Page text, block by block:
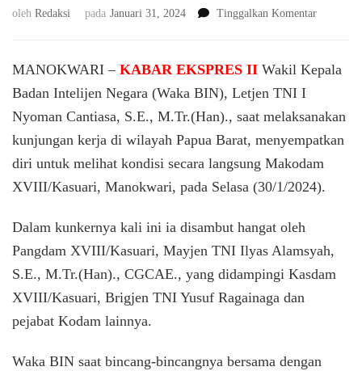
oleh Redaksi pada Januari 31, 2024 Tinggalkan Komentarpada
Sambut
Hangat
Waka
Ke
Makodam
MANOKWARI – KABAR EKSPRES II Wakil Kepala
Badan Intelijen Negara (Waka BIN), Letjen TNI I
Nyoman Cantiasa, S.E., M.Tr.(Han)., saat melaksanakan
kunjungan kerja di wilayah Papua Barat, menyempatkan
diri untuk melihat kondisi secara langsung Makodam
XVIII/Kasuari, Manokwari, pada Selasa (30/1/2024).
Dalam kunkernya kali ini ia disambut hangat oleh
Pangdam XVIII/Kasuari, Mayjen TNI Ilyas Alamsyah,
S.E., M.Tr.(Han)., CGCAE., yang didampingi Kasdam
XVIII/Kasuari, Brigjen TNI Yusuf Ragainaga dan
pejabat Kodam lainnya.
Waka BIN saat bincang-bincangnya bersama dengan